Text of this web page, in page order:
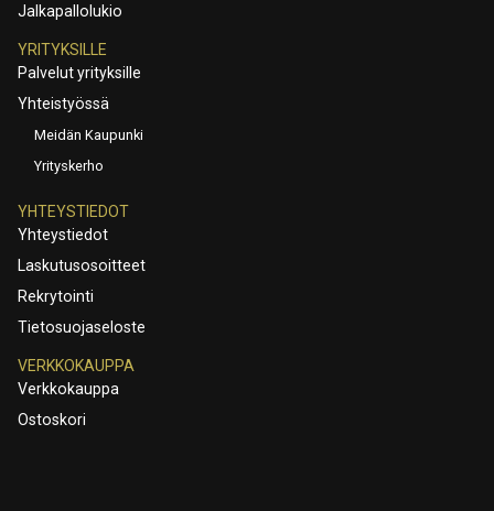
Jalkapallolukio
YRITYKSILLE
Palvelut yrityksille
Yhteistyössä
Meidän Kaupunki
Yrityskerho
YHTEYSTIEDOT
Yhteystiedot
Laskutusosoitteet
Rekrytointi
Tietosuojaseloste
VERKKOKAUPPA
Verkkokauppa
Ostoskori